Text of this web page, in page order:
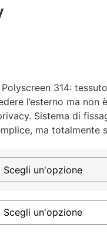
314:
l’esterno ma non
Sistema di
ma totalmente